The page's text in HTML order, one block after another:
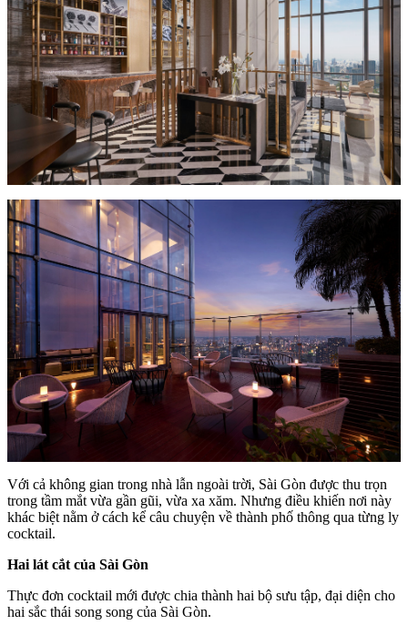
Với cả không gian trong nhà lẫn ngoài trời, Sài Gòn được thu trọn
trong tầm mắt vừa gần gũi, vừa xa xăm. Nhưng điều khiến nơi này
khác biệt nằm ở cách kể câu chuyện về thành phố thông qua từng ly
cocktail.
Hai lát cắt của Sài Gòn
Thực đơn cocktail mới được chia thành hai bộ sưu tập, đại diện cho
hai sắc thái song song của Sài Gòn.